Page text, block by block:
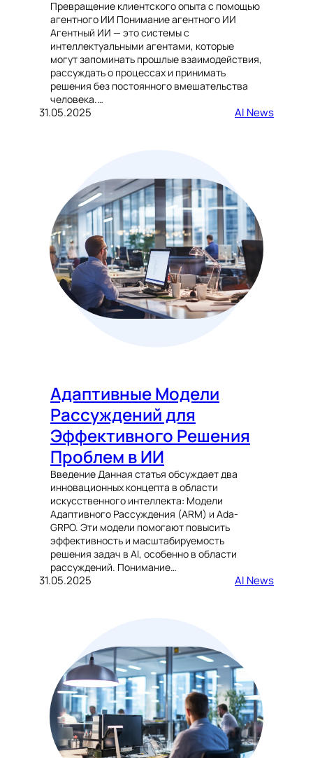
Превращение клиентского опыта с помощью
агентного ИИ Понимание агентного ИИ
Агентный ИИ — это системы с
интеллектуальными агентами, которые
могут запоминать прошлые взаимодействия,
рассуждать о процессах и принимать
решения без постоянного вмешательства
человека.…
31.05.2025 AI News
Адаптивные Модели
Рассуждений для
Эффективного Решения
Проблем в ИИ
Введение Данная статья обсуждает два
инновационных концепта в области
искусственного интеллекта: Модели
Адаптивного Рассуждения (ARM) и Ada-
GRPO. Эти модели помогают повысить
эффективность и масштабируемость
решения задач в AI, особенно в области
рассуждений. Понимание…
31.05.2025 AI News